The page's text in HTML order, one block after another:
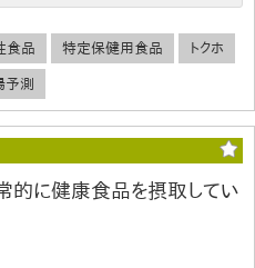
食品 特定保健用食品 トクホ
予測
的に健康食品を摂取してい